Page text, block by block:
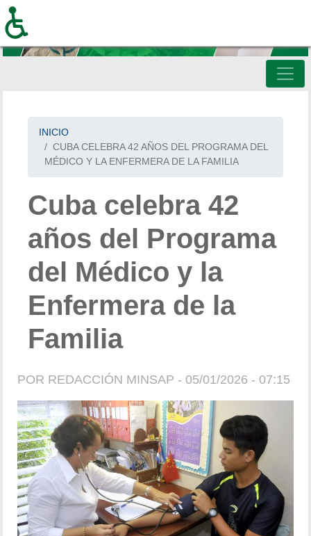
principal
INICIO
CUBA CELEBRA 42 AÑOS DEL PROGRAMA DEL
MÉDICO Y LA ENFERMERA DE LA FAMILIA
Cuba celebra 42
años del Programa
del Médico y la
Enfermera de la
Familia
POR REDACCIÓN MINSAP - 05/01/2026 - 07:15